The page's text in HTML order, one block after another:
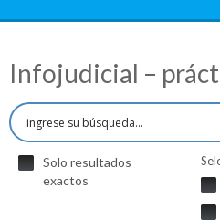
Infojudicial –
Solo resultados
exactos